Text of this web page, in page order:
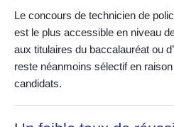
Le concours de technicien de
est le plus accessible en niveau
aux titulaires du baccalauréat ou
reste néanmoins sélectif en
candidats.